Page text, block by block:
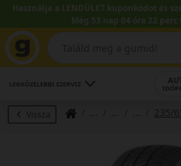
Használja a LENDÜLET kuponkódot és
Még 53 nap 04 óra 22 perc
LEGKÖZELEBBI SZERVIZ
Vissza 235/